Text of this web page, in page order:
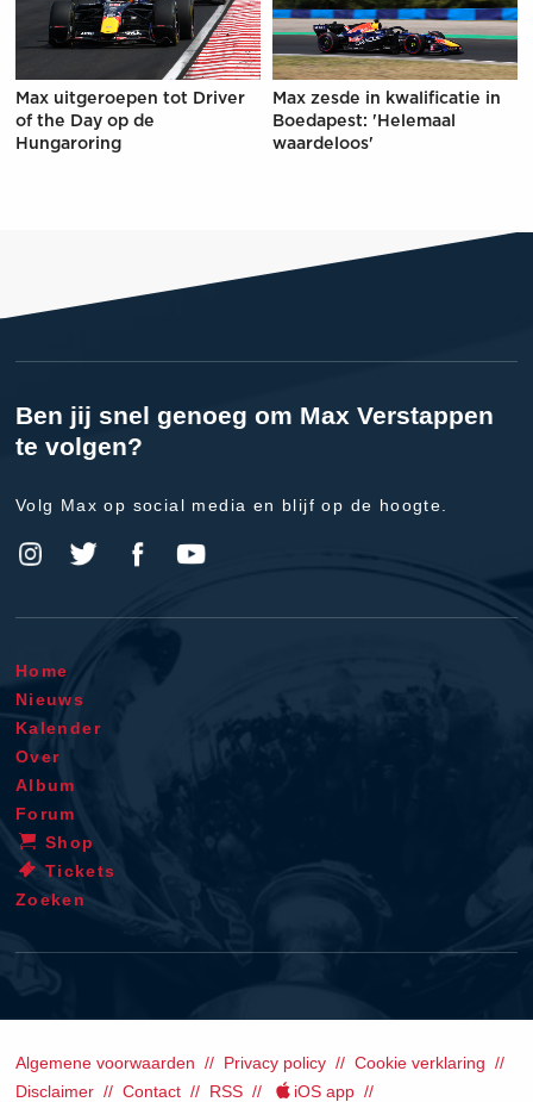
Max uitgeroepen tot Driver
of the Day op de
Hungaroring
Max zesde in kwalificatie in
Boedapest: 'Helemaal
waardeloos'
Ben jij snel genoeg om Max Verstappen
te volgen?
Volg Max op social media en blijf op de hoogte.
Home
Nieuws
Kalender
Over
Album
Forum
Shop
Tickets
Zoeken
Algemene voorwaarden Privacy policy
Cookie verklaring
Disclaimer
Contact RSS iOS app